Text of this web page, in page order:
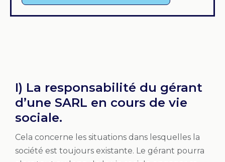
I) La responsabilité du gérant
d’une SARL en cours de vie
sociale.
Cela concerne les situations dans lesquelles la
société est toujours existante. Le gérant pourra